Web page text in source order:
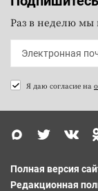
Раз в неделю мы
Я даю согласие на
Полная версия
Редакционная